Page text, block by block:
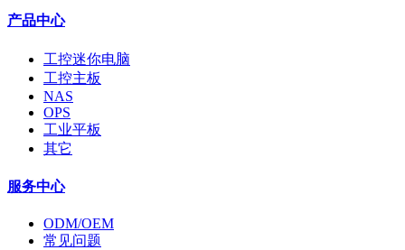
产品中心
工控迷你电脑
工控主板
NAS
OPS
工业平板
其它
服务中心
ODM/OEM
常见问题